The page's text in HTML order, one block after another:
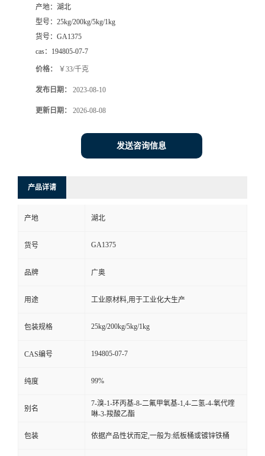
产地： 湖北
型号： 25kg/200kg/5kg/1kg
货号： GA1375
cas： 194805-07-7
价格： ￥33/千克
发布日期： 2023-08-10
更新日期： 2026-08-08
发送咨询信息
产品详请
产地 湖北
货号 GA1375
品牌 广奥
用途 工业原材料,用于工业化大生产
包装规格 25kg/200kg/5kg/1kg
CAS编号 194805-07-7
纯度 99%
别名
7-溴-1-环丙基-8-二氟甲氧基-1,4-二氢-4-氧代喹
啉-3-羧酸乙酯
包装 依据产品性状而定,一般为:纸板桶或镀锌铁桶